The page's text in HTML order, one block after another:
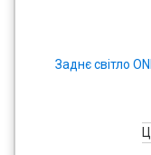
Заднє світло